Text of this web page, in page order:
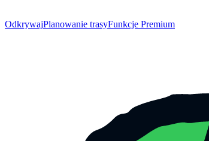
OdkrywajPlanowanie trasyFunkcje Premium